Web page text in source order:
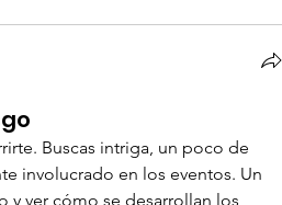
Buscas intriga, un poco de
involucrado en los eventos. Un
ver cómo se desarrollan los